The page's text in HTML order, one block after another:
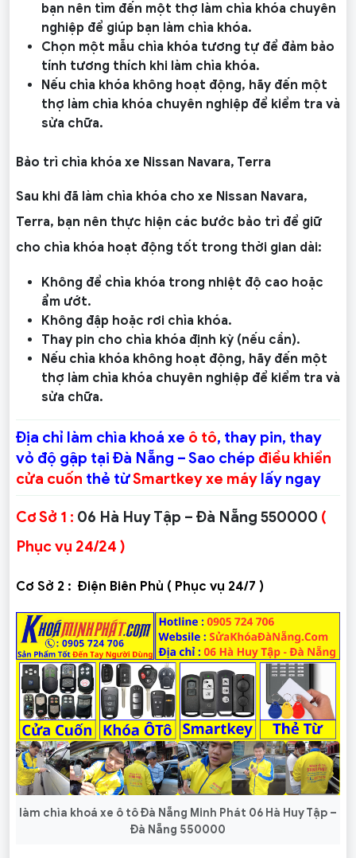
bạn nên tìm đến một thợ làm chìa khóa chuyên
nghiệp để giúp bạn làm chìa khóa.
Chọn một mẫu chìa khóa tương tự để đảm bảo
tính tương thích khi làm chìa khóa.
Nếu chìa khóa không hoạt động, hãy đến một
thợ làm chìa khóa chuyên nghiệp để kiểm tra và
sửa chữa.
Bảo trì chìa khóa xe Nissan Navara, Terra
Sau khi đã làm chìa khóa cho xe Nissan Navara,
Terra, bạn nên thực hiện các bước bảo trì để giữ
cho chìa khóa hoạt động tốt trong thời gian dài:
Không để chìa khóa trong nhiệt độ cao hoặc
ẩm ướt.
Không đập hoặc rơi chìa khóa.
Thay pin cho chìa khóa định kỳ (nếu cần).
Nếu chìa khóa không hoạt động, hãy đến một
thợ làm chìa khóa chuyên nghiệp để kiểm tra và
sửa chữa.
Địa chỉ làm chìa khoá xe ô tô, thay pin, thay
vỏ độ gập tại Đà Nẵng – Sao chép điều khiển
cửa cuốn thẻ từSmartkey xe máy lấy ngay
Cơ Sở 1 : 06 Hà Huy Tập – Đà Nẵng 550000 (
Phục vụ 24/24 )
Cơ Sở 2 : Điện Biên Phủ ( Phục vụ 24/7 )
làm chìa khoá xe ô tô Đà Nẵng Minh Phát 06 Hà Huy Tập –
Đà Nẵng 550000